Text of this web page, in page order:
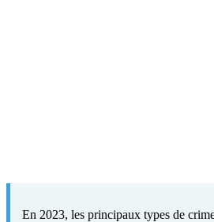
En 2023, les principaux types de